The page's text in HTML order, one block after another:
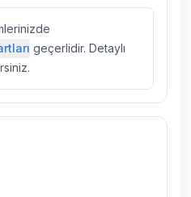
dahil değildir.
olarak ilaçlama
rağmen çevrede
vs. bulunma ihtimali
çalışmaları
çalışma nedeniyle yol
geçerlidir. Detaylı